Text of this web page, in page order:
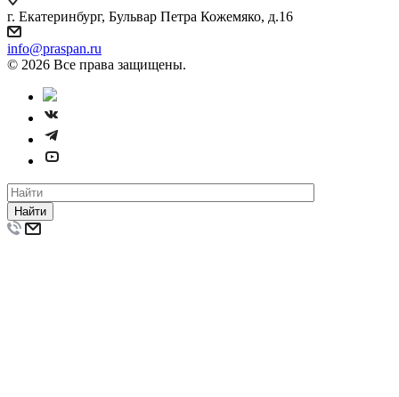
г. Екатеринбург, Бульвар Петра Кожемяко, д.16
info@praspan.ru
© 2026 Все права защищены.
Найти